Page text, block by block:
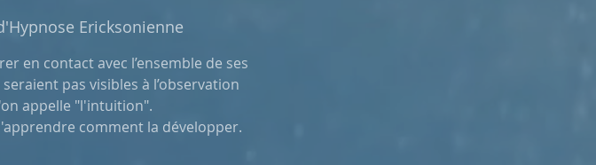
Ericksonienne
en contact avec l’ensemble de ses
pas visibles à l’observation
appelle "l'intuition".